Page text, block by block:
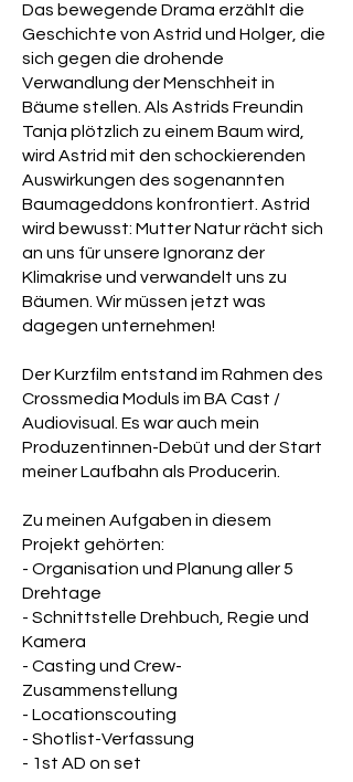
Das bewegende Drama erzählt die
Geschichte von Astrid und Holger, die
sich gegen die drohende
Verwandlung der Menschheit in
Bäume stellen. Als Astrids Freundin
Tanja plötzlich zu einem Baum wird,
wird Astrid mit den schockierenden
Auswirkungen des sogenannten
Baumageddons konfrontiert. Astrid
wird bewusst: Mutter Natur rächt sich
an uns für unsere Ignoranz der
Klimakrise und verwandelt uns zu
Bäumen. Wir müssen jetzt was
dagegen unternehmen!
Der Kurzfilm entstand im Rahmen des
Crossmedia Moduls im BA Cast /
Audiovisual. Es war auch mein
Produzentinnen-Debüt und der Start
meiner Laufbahn als Producerin.
Zu meinen Aufgaben in diesem
Projekt gehörten:
- Organisation und Planung aller 5
Drehtage
- Schnittstelle Drehbuch, Regie und
Kamera
- Casting und Crew-
Zusammenstellung
- Locationscouting
- Shotlist-Verfassung
- 1st AD on set